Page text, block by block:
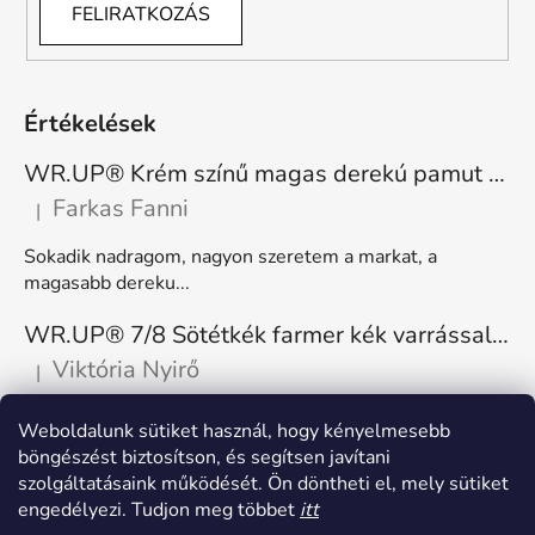
Weboldalunk sütiket használ, hogy kényelmesebb
böngészést biztosítson, és segítsen javítani
szolgáltatásaink működését. Ön döntheti el, mely sütiket
engedélyezi. Tudjon meg többet itt
FELIRATKOZÁS
Értékelések
WR.UP® Krém színű magas derekú pamut nadrág RE(MOVE) WRUP1HC001ORG, Z40
A termék értékelése 5-ből 5 csillag.
| Farkas Fanni
Sokadik nadragom, nagyon szeretem a markat, a
magasabb dereku...
WR.UP® 7/8 Sötétkék farmer kék varrással, superskinny RE(MOVE) WRUP4RC002ORG, J0B
A termék értékelése 5-ből 5 csillag.
| Viktória Nyirő
Nagyon kényelmes, rugalmas. Méretnek megfelelő.